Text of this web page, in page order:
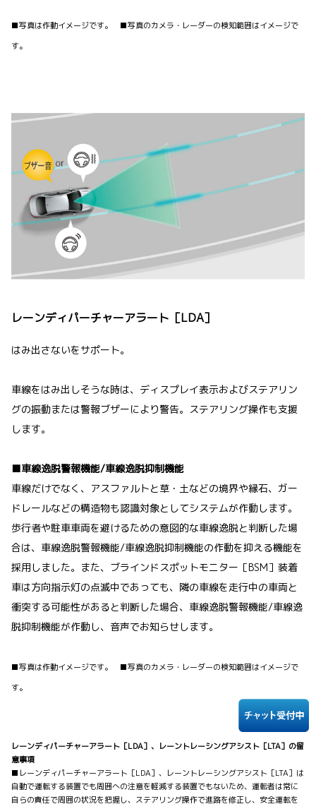
■写真は作動イメージです。 ■写真のカメラ・レーダーの検知範囲はイメージで
す。
レーンディパーチャーアラート［LDA］
はみ出さないをサポート。
車線をはみ出しそうな時は、ディスプレイ表示およびステアリン
グの振動または警報ブザーにより警告。ステアリング操作も支援
します。
■車線逸脱警報機能/車線逸脱抑制機能
車線だけでなく、アスファルトと草・土などの境界や縁石、ガー
ドレールなどの構造物も認識対象としてシステムが作動します。
歩行者や駐車車両を避けるための意図的な車線逸脱と判断した場
合は、車線逸脱警報機能/車線逸脱抑制機能の作動を抑える機能を
採用しました。また、ブラインドスポットモニター［BSM］装着
車は方向指示灯の点滅中であっても、隣の車線を走行中の車両と
衝突する可能性があると判断した場合、車線逸脱警報機能/車線逸
脱抑制機能が作動し、音声でお知らせします。
■写真は作動イメージです。 ■写真のカメラ・レーダーの検知範囲はイメージで
す。
レーンディパーチャーアラート［LDA］、レーントレーシングアシスト［LTA］の留
意事項
■レーンディパーチャーアラート［LDA］、レーントレーシングアシスト［LTA］は
自動で運転する装置でも周囲への注意を軽減する装置でもないため、運転者は常に
自らの責任で周囲の状況を把握し、ステアリング操作で進路を修正し、安全運転を